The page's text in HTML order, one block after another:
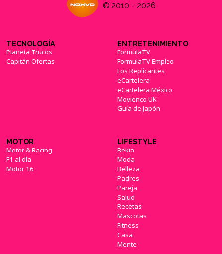
© 2010 - 2026
TECNOLOGÍA
Planeta Trucos
Capitán Ofertas
ENTRETENIMIENTO
FormulaTV
FormulaTV Empleo
Los Replicantes
eCartelera
eCartelera México
Movienco UK
Guía de Japón
MOTOR
Motor & Racing
F1 al día
Motor 16
LIFESTYLE
Bekia
Moda
Belleza
Padres
Pareja
Salud
Recetas
Mascotas
Fitness
Casa
Mente